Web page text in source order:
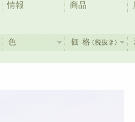
情報 商品